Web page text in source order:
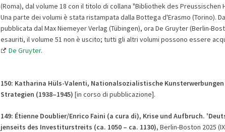
(Roma), dal volume 18 con il titolo di collana "Bibliothek des Preussischen
Una parte dei volumi è stata ristampata dalla Bottega d'Erasmo (Torino).
pubblicata dal Max Niemeyer Verlag (Tübingen), ora De Gruyter (Berlin-
esauriti, il volume 51 non è uscito; tutti gli altri volumi possono essere
De Gruyter.
150: Katharina Hüls-Valenti, Nationalsozialistische
Strategien (1938–1945) [in corso di pubblicazione].
149: Étienne Doublier/Enrico Faini (a cura di), Krise und Aufbruch.
jenseits des Investiturstreits (ca. 1050 – ca. 1130), Berlin-Boston 2025